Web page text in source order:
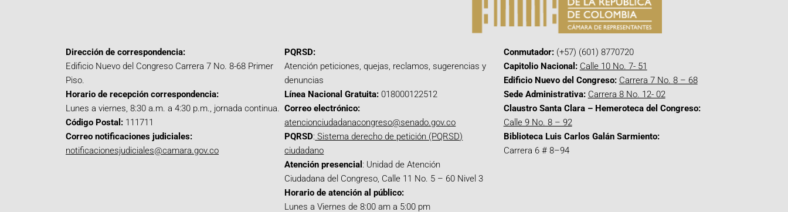
Dirección de correspondencia:
Edificio Nuevo del Congreso Carrera 7 No. 8-68 Primer
Piso.
Horario de recepción correspondencia:
Lunes a viernes, 8:30 a.m. a 4:30 p.m., jornada continua.
Código Postal: 111711
Correo notificaciones judiciales:
notificacionesjudiciales@camara.gov.co
PQRSD:
Atención peticiones, quejas, reclamos, sugerencias y
denuncias
Línea Nacional Gratuita: 018000122512
Correo electrónico:
atencionciudadanacongreso@senado.gov.co
PQRSD: Sistema derecho de petición (PQRSD)
ciudadano
Atención presencial : Unidad de Atención
Ciudadana del Congreso, Calle 11 No. 5 – 60 Nivel 3
Horario de atención al público:
Lunes a Viernes de 8:00 am a 5:00 pm
Conmutador:(+57) (601) 8770720
Capitolio Nacional: Calle 10 No. 7- 51
Edificio Nuevo del Congreso: Carrera 7 No. 8 – 68
Sede Administrativa: Carrera 8 No. 12- 02
Claustro Santa Clara – Hemeroteca del Congreso:
Calle 9 No. 8 – 92
Biblioteca Luis Carlos Galán Sarmiento:
Carrera 6 # 8–94